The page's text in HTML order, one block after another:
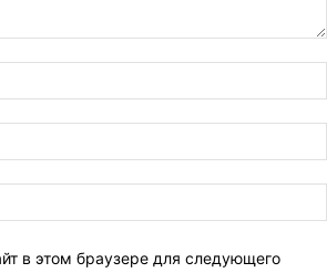
в этом браузере для следующего